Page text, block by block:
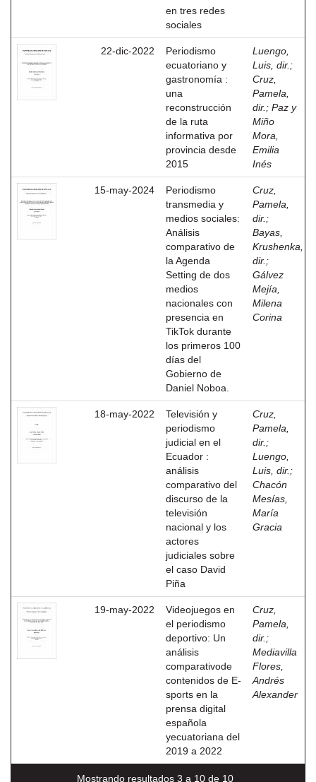
en tres redes
sociales
22-dic-2022
Periodismo
ecuatoriano y
gastronomía :
una
reconstrucción
de la ruta
informativa por
provincia desde
2015
Luengo,
Luis, dir. ;
Cruz,
Pamela,
dir. ; Paz y
Miño
Mora,
Emilia
Inés
15-may-2024
Periodismo
transmedia y
medios sociales:
Análisis
comparativo de
la Agenda
Setting de dos
medios
nacionales con
presencia en
TikTok durante
los primeros 100
días del
Gobierno de
Daniel Noboa.
Cruz,
Pamela,
dir. ;
Bayas,
Krushenka,
dir. ;
Gálvez
Mejía,
Milena
Corina
18-may-2022
Televisión y
periodismo
judicial en el
Ecuador :
análisis
comparativo del
discurso de la
televisión
nacional y los
actores
judiciales sobre
el caso David
Piña
Cruz,
Pamela,
dir. ;
Luengo,
Luis, dir. ;
Chacón
Mesías,
María
Gracia
19-may-2022
Videojuegos en
el periodismo
deportivo: Un
análisis
comparativode
contenidos de E-
sports en la
prensa digital
española
yecuatoriana del
2019 a 2022
Cruz,
Pamela,
dir. ;
Mediavilla
Flores,
Andrés
Alexander
Mostrando resultados 3 a 10 de 10